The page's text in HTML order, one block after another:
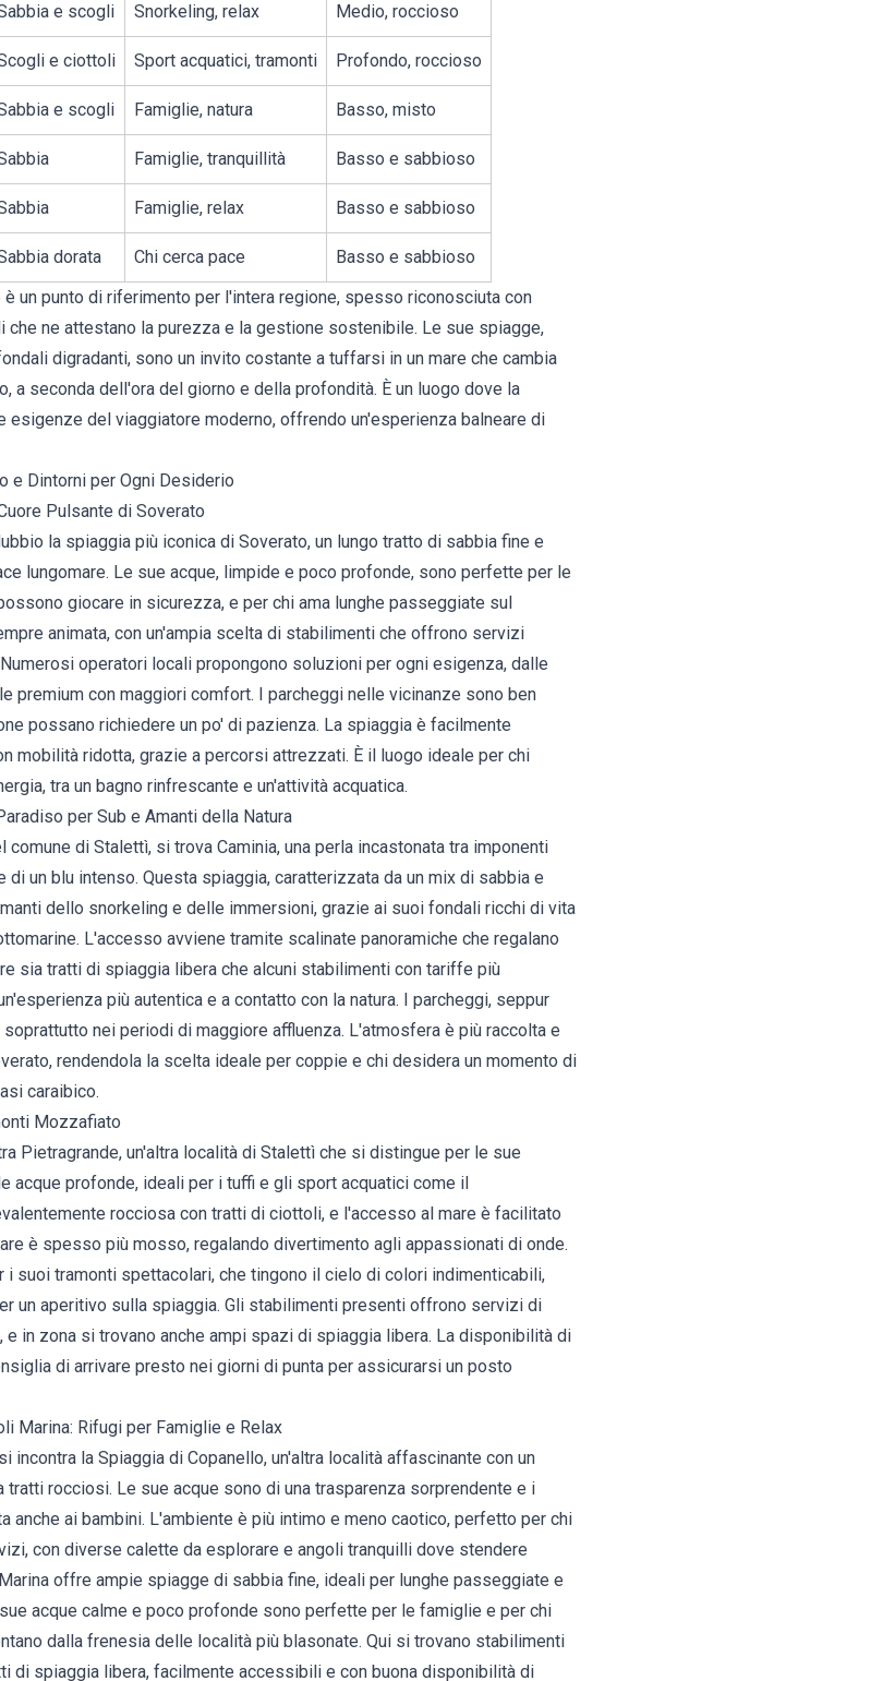
e scogli Snorkeling, relax Medio, roccioso
e ciottoli Sport acquatici, tramonti Profondo, roccioso
e scogli Famiglie, natura Basso, misto
Famiglie, tranquillità Basso e sabbioso
Famiglie, relax Basso e sabbioso
dorata Chi cerca pace
Basso e sabbioso
un punto di riferimento per l'intera regione, spesso riconosciuta con
ne attestano la purezza e la gestione sostenibile. Le sue spiagge,
digradanti, sono un invito costante a tuffarsi in un mare che cambia
a seconda dell'ora del giorno e della profondità. È un luogo dove la
esigenze del viaggiatore moderno, offrendo un'esperienza balneare di
e Dintorni per Ogni Desiderio
Pulsante di Soverato
la spiaggia più iconica di Soverato, un lungo tratto di sabbia fine e
lungomare. Le sue acque, limpide e poco profonde, sono perfette per le
giocare in sicurezza, e per chi ama lunghe passeggiate sul
animata, con un'ampia scelta di stabilimenti che offrono servizi
operatori locali propongono soluzioni per ogni esigenza, dalle
premium con maggiori comfort. I parcheggi nelle vicinanze sono ben
possano richiedere un po' di pazienza. La spiaggia è facilmente
mobilità ridotta, grazie a percorsi attrezzati. È il luogo ideale per chi
tra un bagno rinfrescante e un'attività acquatica.
per Sub e Amanti della Natura
comune di Stalettì, si trova Caminia, una perla incastonata tra imponenti
un blu intenso. Questa spiaggia, caratterizzata da un mix di sabbia e
dello snorkeling e delle immersioni, grazie ai suoi fondali ricchi di vita
L'accesso avviene tramite scalinate panoramiche che regalano
sia tratti di spiaggia libera che alcuni stabilimenti con tariffe più
più autentica e a contatto con la natura. I parcheggi, seppur
nei periodi di maggiore affluenza. L'atmosfera è più raccolta e
rendendola la scelta ideale per coppie e chi desidera un momento di
caraibico.
Mozzafiato
Pietragrande, un'altra località di Stalettì che si distingue per le sue
acque profonde, ideali per i tuffi e gli sport acquatici come il
rocciosa con tratti di ciottoli, e l'accesso al mare è facilitato
è spesso più mosso, regalando divertimento agli appassionati di onde.
i suoi tramonti spettacolari, che tingono il cielo di colori indimenticabili,
un aperitivo sulla spiaggia. Gli stabilimenti presenti offrono servizi di
in zona si trovano anche ampi spazi di spiaggia libera. La disponibilità di
di arrivare presto nei giorni di punta per assicurarsi un posto
Marina: Rifugi per Famiglie e Relax
incontra la Spiaggia di Copanello, un'altra località affascinante con un
tratti rocciosi. Le sue acque sono di una trasparenza sorprendente e i
anche ai bambini. L'ambiente è più intimo e meno caotico, perfetto per chi
con diverse calette da esplorare e angoli tranquilli dove stendere
offre ampie spiagge di sabbia fine, ideali per lunghe passeggiate e
acque calme e poco profonde sono perfette per le famiglie e per chi
dalla frenesia delle località più blasonate. Qui si trovano stabilimenti
di spiaggia libera, facilmente accessibili e con buona disponibilità di